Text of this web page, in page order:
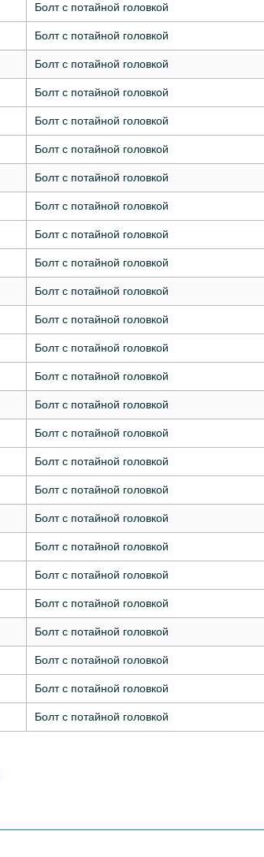
Болт с потайной головкой
Болт с потайной головкой
Болт с потайной головкой
Болт с потайной головкой
Болт с потайной головкой
Болт с потайной головкой
Болт с потайной головкой
Болт с потайной головкой
Болт с потайной головкой
Болт с потайной головкой
Болт с потайной головкой
Болт с потайной головкой
Болт с потайной головкой
Болт с потайной головкой
Болт с потайной головкой
Болт с потайной головкой
Болт с потайной головкой
Болт с потайной головкой
Болт с потайной головкой
Болт с потайной головкой
Болт с потайной головкой
Болт с потайной головкой
Болт с потайной головкой
Болт с потайной головкой
Болт с потайной головкой
Болт с потайной головкой